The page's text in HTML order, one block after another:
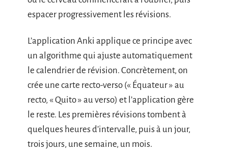
espacer progressivement les révisions.
L’application Anki applique ce principe avec
un algorithme qui ajuste automatiquement
le calendrier de révision. Concrètement, on
crée une carte recto-verso (« Équateur » au
recto, « Quito » au verso) et l’application gère
le reste. Les premières révisions tombent à
quelques heures d’intervalle, puis à un jour,
trois jours, une semaine, un mois.